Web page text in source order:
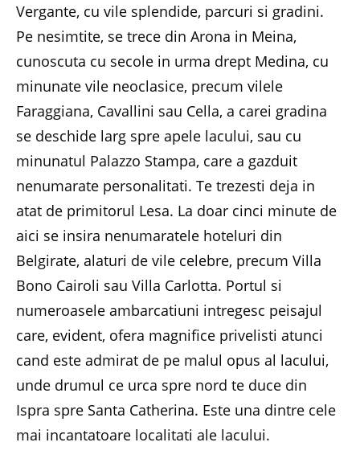
Vergante, cu vile splendide, parcuri si gradini.
Pe nesimtite, se trece din Arona in Meina,
cunoscuta cu secole in urma drept Medina, cu
minunate vile neoclasice, precum vilele
Faraggiana, Cavallini sau Cella, a carei gradina
se deschide larg spre apele lacului, sau cu
minunatul Palazzo Stampa, care a gazduit
nenumarate personalitati. Te trezesti deja in
atat de primitorul Lesa. La doar cinci minute de
aici se insira nenumaratele hoteluri din
Belgirate, alaturi de vile celebre, precum Villa
Bono Cairoli sau Villa Carlotta. Portul si
numeroasele ambarcatiuni intregesc peisajul
care, evident, ofera magnifice privelisti atunci
cand este admirat de pe malul opus al lacului,
unde drumul ce urca spre nord te duce din
Ispra spre Santa Catherina. Este una dintre cele
mai incantatoare localitati ale lacului.